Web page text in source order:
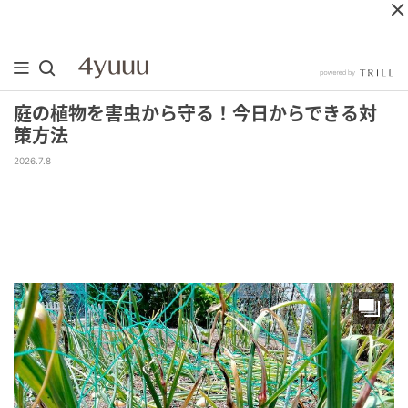
庭の植物を害虫から守る！今日からできる対
策方法
2026.7.8